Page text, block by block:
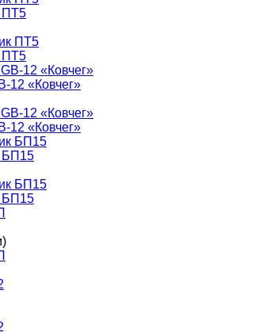
ПТ5
ПТ5
12 «Ковчег»
12 «Ковчег»
БП15
БП15